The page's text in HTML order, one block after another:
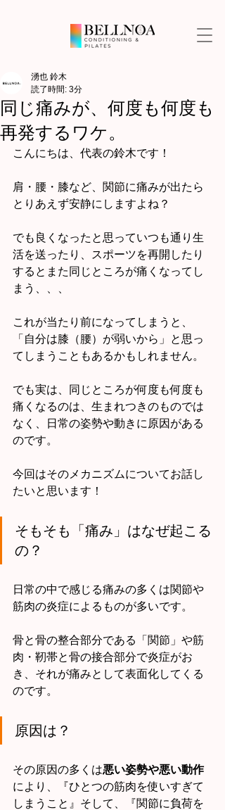
同じ痛みが、何度も何度も
再発するワケ。
湧也 鈴木
読了時間: 3分
こんにちは、代表の鈴木です！
肩・腰・膝など、関節に痛みが出たら
とりあえず安静にしますよね？
でも良くなったと思っていつも通り生
活を送ったり、スポーツを再開したり
するとまた同じところが痛くなってし
まう、、、
これが当たり前になってしまうと、
「自分は膝（腰）が弱いから」と思っ
てしまうこともあるかもしれません。
でも実は、同じところが何度も何度も
痛くなるのは、生まれつきのものでは
なく、日常の姿勢や動きに原因がある
のです。
今回はそのメカニズムについてお話し
たいと思います！
そもそも「痛み」はなぜ起こる
の？
日常の中で感じる痛みの多くは関節や
筋肉の炎症によるものが多いです。
骨と骨の整合部分である「関節」や筋
肉・靭帯と骨の接合部分で炎症がお
き、それが痛みとして表面化してくる
のです。
原因は？
その原因の多くは悪い姿勢や悪い動作
により、『ひとつの筋肉を使いすぎて
しまうこと』そして、『関節に負荷を